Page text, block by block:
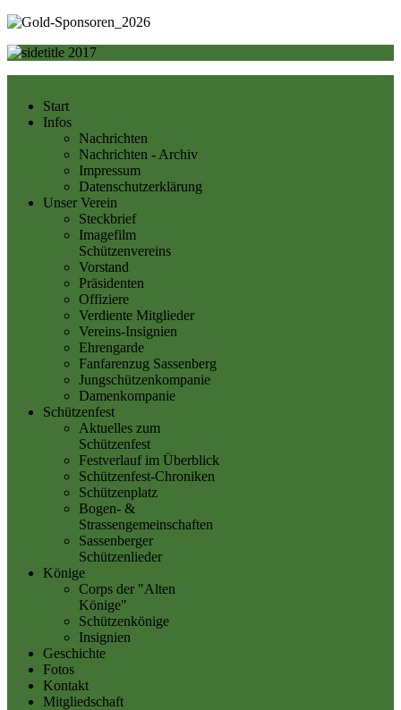
Start
Infos
Nachrichten
Nachrichten - Archiv
Impressum
Datenschutzerklärung
Unser Verein
Steckbrief
Imagefilm
Schützenvereins
Vorstand
Präsidenten
Offiziere
Verdiente Mitglieder
Vereins-Insignien
Ehrengarde
Fanfarenzug Sassenberg
Jungschützenkompanie
Damenkompanie
Schützenfest
Aktuelles zum
Schützenfest
Festverlauf im Überblick
Schützenfest-Chroniken
Schützenplatz
Bogen- &
Strassengemeinschaften
Sassenberger
Schützenlieder
Könige
Corps der "Alten
Könige"
Schützenkönige
Insignien
Geschichte
Fotos
Kontakt
Mitgliedschaft